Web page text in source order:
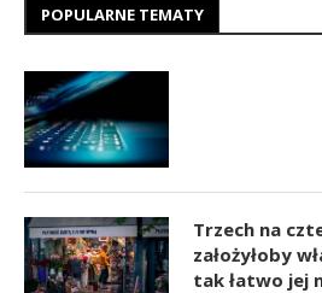
POPULARNE TEMATY
Trzech na
założyłoby
tak łatwo jej